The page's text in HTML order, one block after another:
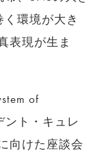
環境が大き
表現が生ま
of
ント・キュレ
向けた座談会